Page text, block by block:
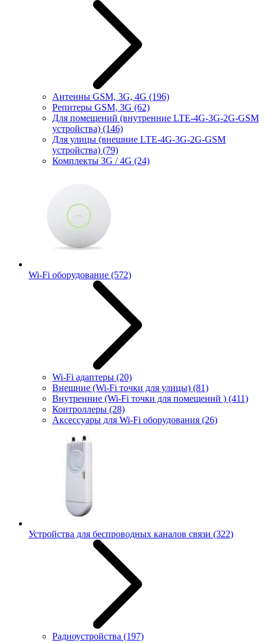
Антенны GSM, 3G, 4G (196)
Репитеры GSM, 3G (62)
Для помещений (внутренние LTE-4G-3G-2G-GSM
устройства) (146)
Для улицы (внешние LTE-4G-3G-2G-GSM
устройства) (79)
Комплекты 3G / 4G (24)
Wi-Fi оборудование (572)
Wi-Fi адаптеры (20)
Внешние (Wi-Fi точки для улицы) (81)
Внутренние (Wi-Fi точки для помещений ) (411)
Контроллеры (28)
Аксессуары для Wi-Fi оборудования (26)
Устройства для беспроводных каналов связи (322)
Радиоустройства (197)